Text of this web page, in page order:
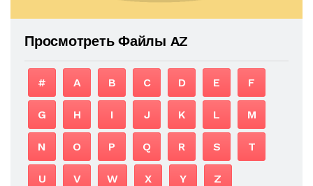
Просмотреть Файлы AZ
# A B C D E F
G H I J K L M
N O P Q R S T
U V W X Y Z